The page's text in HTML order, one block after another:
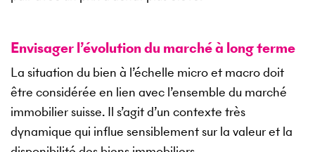
Envisager l’évolution du marché à long terme
La situation du bien à l’échelle micro et macro doit
être considérée en lien avec l’ensemble du marché
immobilier suisse. Il s’agit d’un contexte très
dynamique qui influe sensiblement sur la valeur et la